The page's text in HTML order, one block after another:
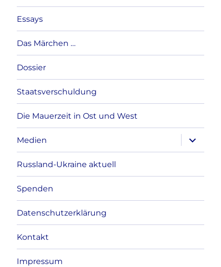
Essays
Das Märchen …
Dossier
Staatsverschuldung
Die Mauerzeit in Ost und West
Medien
anzeigen
Russland-Ukraine aktuell
Spenden
Datenschutzerklärung
Kontakt
Impressum